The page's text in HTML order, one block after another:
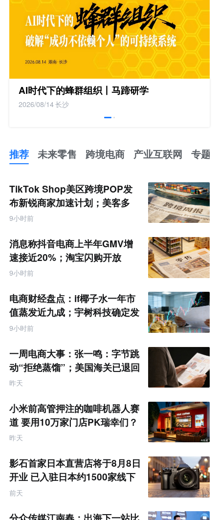
AI时代下的蜂群组织丨马蹄研学
2026/08/14长沙
推荐 未来零售 跨境电商 产业互联网 专题
来
零
售
跨
境
商
产
业
互
联
网
题
TikTok Shop美区跨境POP发
布新锐商家加速计划；美客多
Q2营收同增50%丨跨境电商周
9小时前
消息称抖音电商上半年GMV增
速接近20%；淘宝闪购开放
MCP能力丨零售电商周报
9小时前
电商财经盘点：if椰子水一年市
值蒸发近九成；宇树科技确定发
行价格为150.80元/股
9小时前
一周电商大事：张一鸣：字节跳
动“拒绝蒸馏”；美国海关已退回
约1000亿美元关税
昨天
小米前高管押注的咖啡机器人赛
道 要用10万家门店PK瑞幸们？
昨天
影石首家日本直营店将于8月8日
开业 已入驻日本约1500家线下
零售渠道
前天